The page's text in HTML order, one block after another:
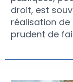
droit, est
réalisation de
prudent de